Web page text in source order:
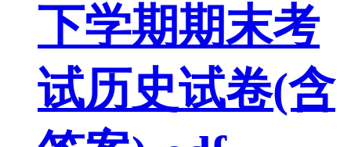
下学期期末考
试历史试卷(含